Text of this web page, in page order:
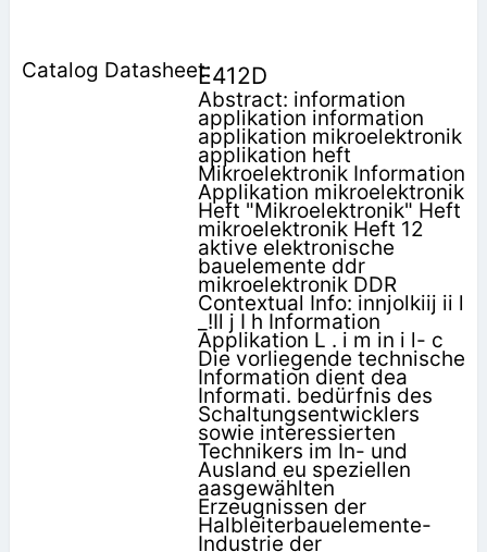
E412D
Abstract: information
applikation information
applikation mikroelektronik
applikation heft
Mikroelektronik Information
Applikation mikroelektronik
Heft "Mikroelektronik" Heft
mikroelektronik Heft 12
aktive elektronische
bauelemente ddr
mikroelektronik DDR
Contextual Info: innjolkiij ii l
_!Il j I h Information
Applikation L . i m in i l- c
Die vorliegende technische
Information dient dea
Informati. bedürfnis des
Schaltungsentwicklers
sowie interessierten
Technikers im In- und
Ausland eu speziellen
aasgewählten
Erzeugnissen der
Halbleiterbauelemente-
Industrie der